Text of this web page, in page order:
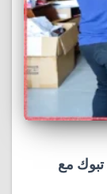
مع